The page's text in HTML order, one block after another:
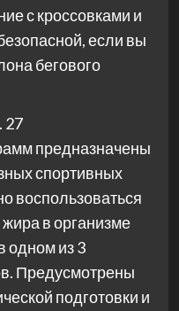
с кроссовками и
если вы
бегового
27
предназначены
спортивных
воспользоваться
в организме
одном из 3
Предусмотрены
подготовки и